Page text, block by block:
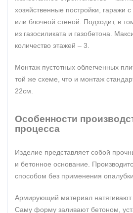
хозяйственные постройки, гаражи
или блочной стеной. Подходит, в
из газосиликата и газобетона.
количество этажей – 3.
Монтаж пустотных облегченных
той же схеме, что и монтаж
22см.
Особенности
процесса
Изделие представляет собой
и бетонное основание.
способом без применения
Армирующий материал
Саму форму заливают бетоном,